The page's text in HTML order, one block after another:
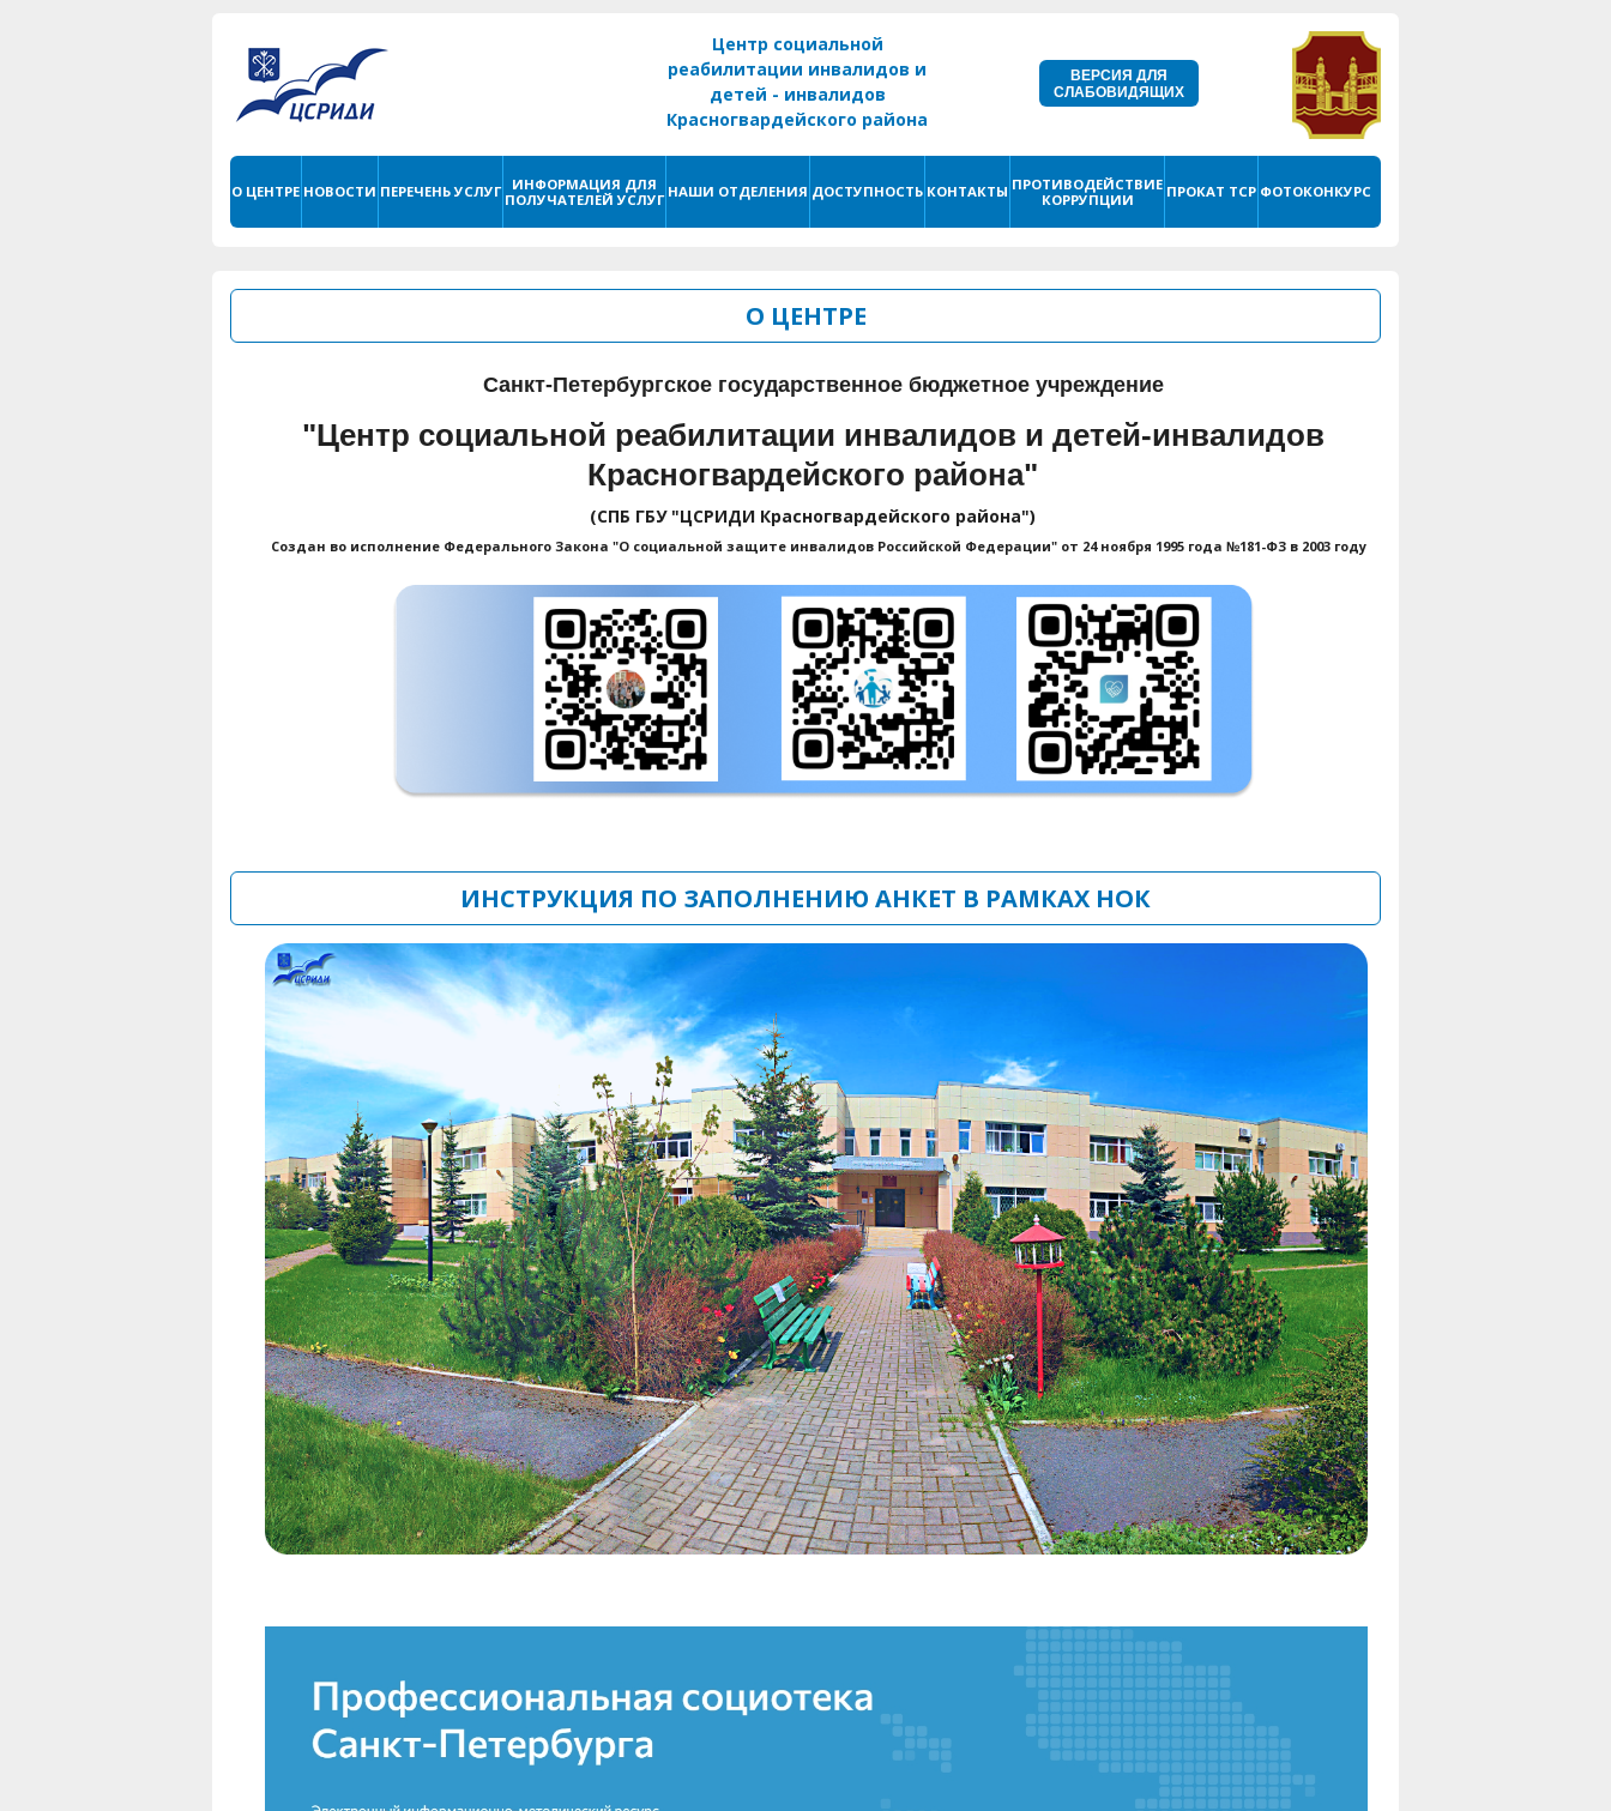
Центр социальной
реабилитации инвалидов и
детей - инвалидов
Красногвардейского района
ВЕРСИЯ ДЛЯ
СЛАБОВИДЯЩИХ
О ЦЕНТРЕ НОВОСТИ ПЕРЕЧЕНЬ УСЛУГ
ИНФОРМАЦИЯ ДЛЯ
ПОЛУЧАТЕЛЕЙ УСЛУГ НАШИ ОТДЕЛЕНИЯ ДОСТУПНОСТЬ КОНТАКТЫ ПРОТИВОДЕЙСТВИЕ
КОРРУПЦИИ
ПРОКАТ ТСР ФОТОКОНКУРС
О ЦЕНТРЕ
Санкт-Петербургское государственное бюджетное учреждение
"Центр социальной реабилитации инвалидов и детей-инвалидов
Красногвардейского района"
(СПБ ГБУ "ЦСРИДИ Красногвардейского района")
Создан во исполнение Федерального Закона "О социальной защите инвалидов Российской Федерации" от 24 ноября 1995 года №181-ФЗ в 2003 году
ИНСТРУКЦИЯ ПО ЗАПОЛНЕНИЮ АНКЕТ В РАМКАХ НОК